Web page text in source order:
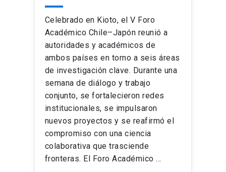
Celebrado en Kioto, el V Foro
Académico Chile–Japón reunió a
autoridades y académicos de
ambos países en torno a seis áreas
de investigación clave. Durante una
semana de diálogo y trabajo
conjunto, se fortalecieron redes
institucionales, se impulsaron
nuevos proyectos y se reafirmó el
compromiso con una ciencia
colaborativa que trasciende
fronteras. El Foro Académico …